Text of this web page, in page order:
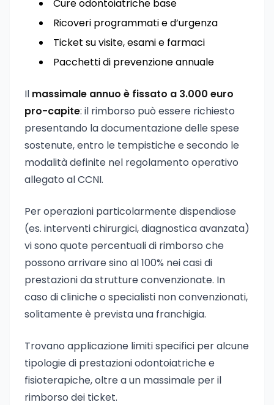
Cure odontoiatriche base
Ricoveri programmati e d’urgenza
Ticket su visite, esami e farmaci
Pacchetti di prevenzione annuale
Il massimale annuo è fissato a 3.000 euro
pro-capite: il rimborso può essere richiesto
presentando la documentazione delle spese
sostenute, entro le tempistiche e secondo le
modalità definite nel regolamento operativo
allegato al CCNI.
Per operazioni particolarmente dispendiose
(es. interventi chirurgici, diagnostica avanzata)
vi sono quote percentuali di rimborso che
possono arrivare sino al 100% nei casi di
prestazioni da strutture convenzionate. In
caso di cliniche o specialisti non convenzionati,
solitamente è prevista una franchigia.
Trovano applicazione limiti specifici per alcune
tipologie di prestazioni odontoiatriche e
fisioterapiche, oltre a un massimale per il
rimborso dei ticket.